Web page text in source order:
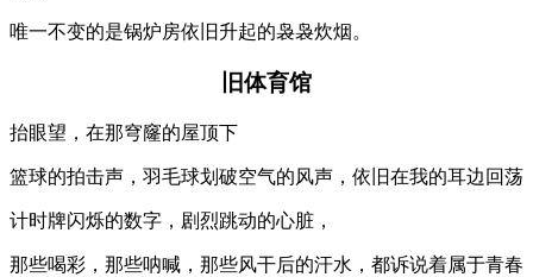
唯一不变的是锅炉房依旧升起的袅袅炊烟。
旧体育馆
抬眼望，在那穹窿的屋顶下
篮球的拍击声，羽毛球划破空气的风声，依旧在我的耳边回荡
计时牌闪烁的数字，剧烈跳动的心脏，
那些喝彩，那些呐喊，那些风干后的汗水，都诉说着属于青春